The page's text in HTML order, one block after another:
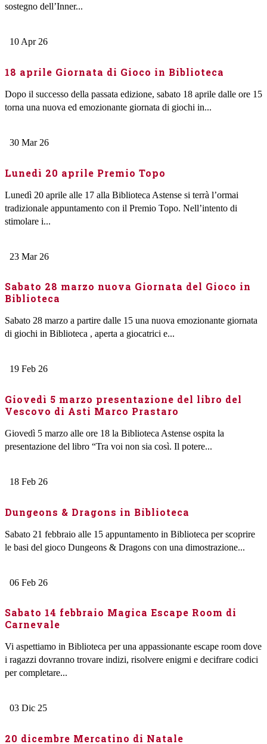
sostegno dell’Inner...
10 Apr 26
18 aprile Giornata di Gioco in Biblioteca
Dopo il successo della passata edizione, sabato 18 aprile dalle ore 15
torna una nuova ed emozionante giornata di giochi in...
30 Mar 26
Lunedì 20 aprile Premio Topo
Lunedì 20 aprile alle 17 alla Biblioteca Astense si terrà l’ormai
tradizionale appuntamento con il Premio Topo. Nell’intento di
stimolare i...
23 Mar 26
Sabato 28 marzo nuova Giornata del Gioco in
Biblioteca
Sabato 28 marzo a partire dalle 15 una nuova emozionante giornata
di giochi in Biblioteca , aperta a giocatrici e...
19 Feb 26
Giovedì 5 marzo presentazione del libro del
Vescovo di Asti Marco Prastaro
Giovedì 5 marzo alle ore 18 la Biblioteca Astense ospita la
presentazione del libro “Tra voi non sia così. Il potere...
18 Feb 26
Dungeons & Dragons in Biblioteca
Sabato 21 febbraio alle 15 appuntamento in Biblioteca per scoprire
le basi del gioco Dungeons & Dragons con una dimostrazione...
06 Feb 26
Sabato 14 febbraio Magica Escape Room di
Carnevale
Vi aspettiamo in Biblioteca per una appassionante escape room dove
i ragazzi dovranno trovare indizi, risolvere enigmi e decifrare codici
per completare...
03 Dic 25
20 dicembre Mercatino di Natale